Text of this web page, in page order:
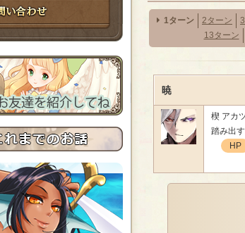
へ
せ
1ターン 2ターン
13ターン
暁
楔 アカ
踏み出
HP